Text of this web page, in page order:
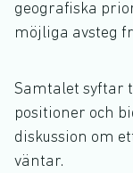
geografiska
möjliga avsteg
Samtalet syftar
positioner och
diskussion om
väntar.